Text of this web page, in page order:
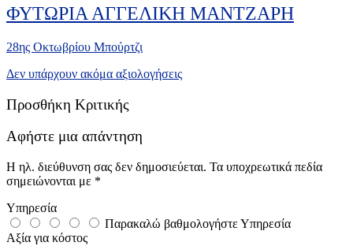
ΦΥΤΩΡΙΑ ΑΓΓΕΛΙΚΗ ΜΑΝΤΖΑΡΗ
28ης Οκτωβρίου Μπούρτζι
Δεν υπάρχουν ακόμα αξιολογήσεις
Προσθήκη Κριτικής
Αφήστε μια απάντηση
Η ηλ. διεύθυνση σας δεν δημοσιεύεται. Τα υποχρεωτικά πεδία
σημειώνονται με *
Υπηρεσία
Παρακαλώ βαθμολογήστε Υπηρεσία
Αξία για κόστος